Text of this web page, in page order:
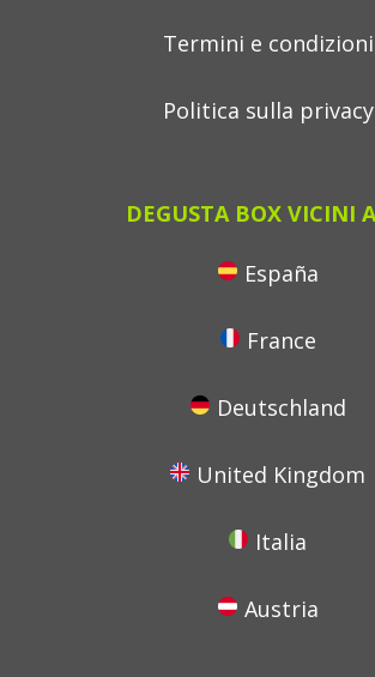
Termini e condizioni
Politica sulla privacy
DEGUSTA BOX VICINI
España
France
Deutschland
United Kingdom
Italia
Austria